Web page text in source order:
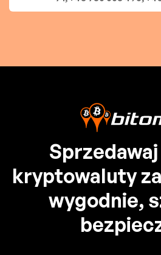
kryptowaluty
wygodnie,